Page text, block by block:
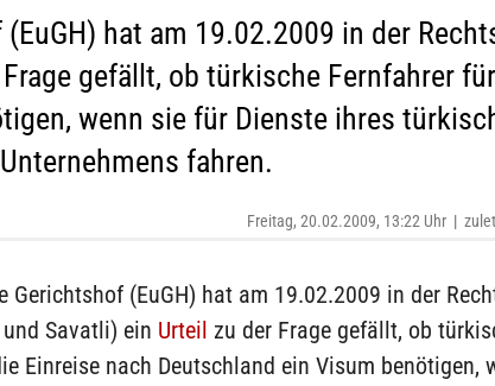
hat am 19.02.2009 in der
gefällt, ob türkische Fernfahrer
wenn sie für Dienste ihres
fahren.
Freitag, 20.02.2009, 13:22 Uhr |
Gerichtshof (EuGH) hat am 19.02.2009 in der
Savatli) ein Urteil zu der Frage gefällt, ob
Einreise nach Deutschland ein Visum benötigen,